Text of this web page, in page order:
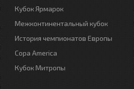
Кубок Ярмарок
Межконтинентальный кубок
История чемпионатов Европы
Copa America
Кубок Митропы